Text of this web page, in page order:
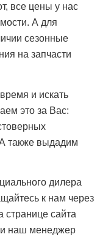
все цены у нас
А для
сезонные
на запчасти
и искать
это за Вас:
также выдадим
дилера
к нам через
странице сайта
и наш менеджер